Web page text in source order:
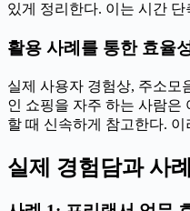
있게 정리한다. 이는 시간
활용 사례를 통한 효율
실제 사용자 경험상, 주소모
인 쇼핑을 자주 하는 사람은
할 때 신속하게 참고한다.
실제 경험담과 사